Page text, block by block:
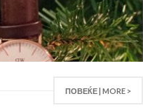
ПОВЕЌЕ | MORE >